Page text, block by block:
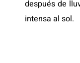
después de
intensa al sol.